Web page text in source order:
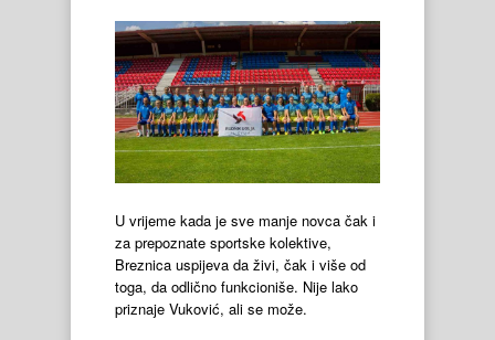
U vrijeme kada je sve manje novca čak i
za prepoznate sportske kolektive,
Breznica uspijeva da živi, čak i više od
toga, da odlično funkcioniše. Nije lako
priznaje Vuković, ali se može.